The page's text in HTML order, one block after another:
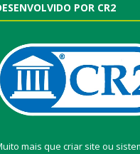
POR CR2
mais que criar site ou